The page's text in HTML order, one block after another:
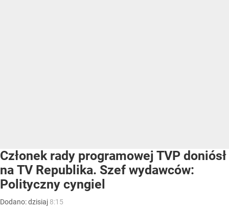
Członek rady programowej TVP doniósł
na TV Republika. Szef wydawców:
Polityczny cyngiel
Dodano:dzisiaj 8:15